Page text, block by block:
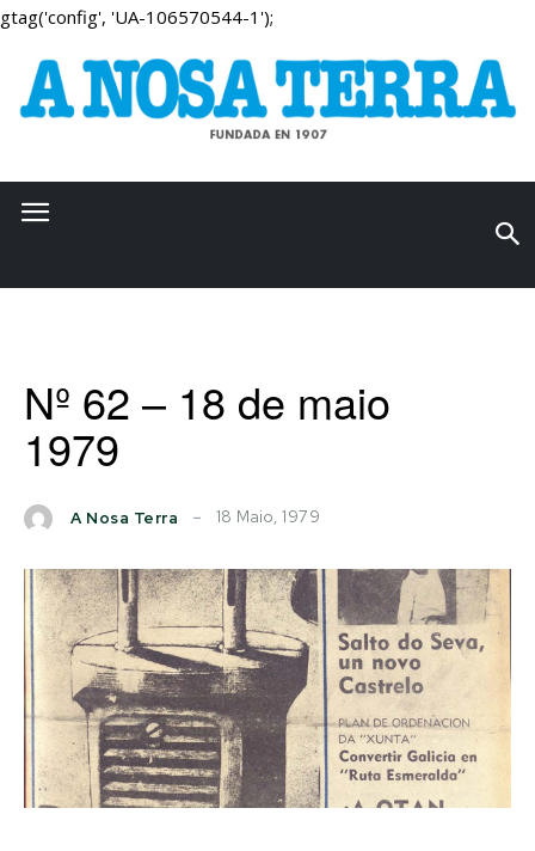
gtag('config', 'UA-106570544-1');
Nº 62 – 18 de maio
1979
A Nosa Terra 18 Maio, 1979